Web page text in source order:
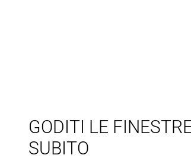
GODITI LE
SUBITO